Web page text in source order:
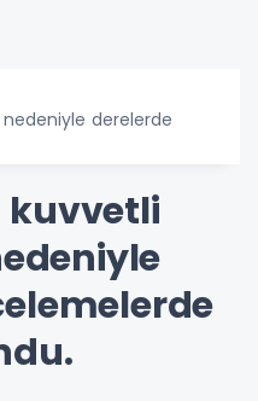
nedeniyle derelerde
kuvvetli